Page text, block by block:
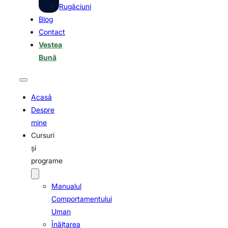
Rugăciuni
Blog
Contact
Vestea
Bună
Acasă
Despre
mine
Cursuri
şi
programe
Manualul
Comportamentului
Uman
Înălţarea